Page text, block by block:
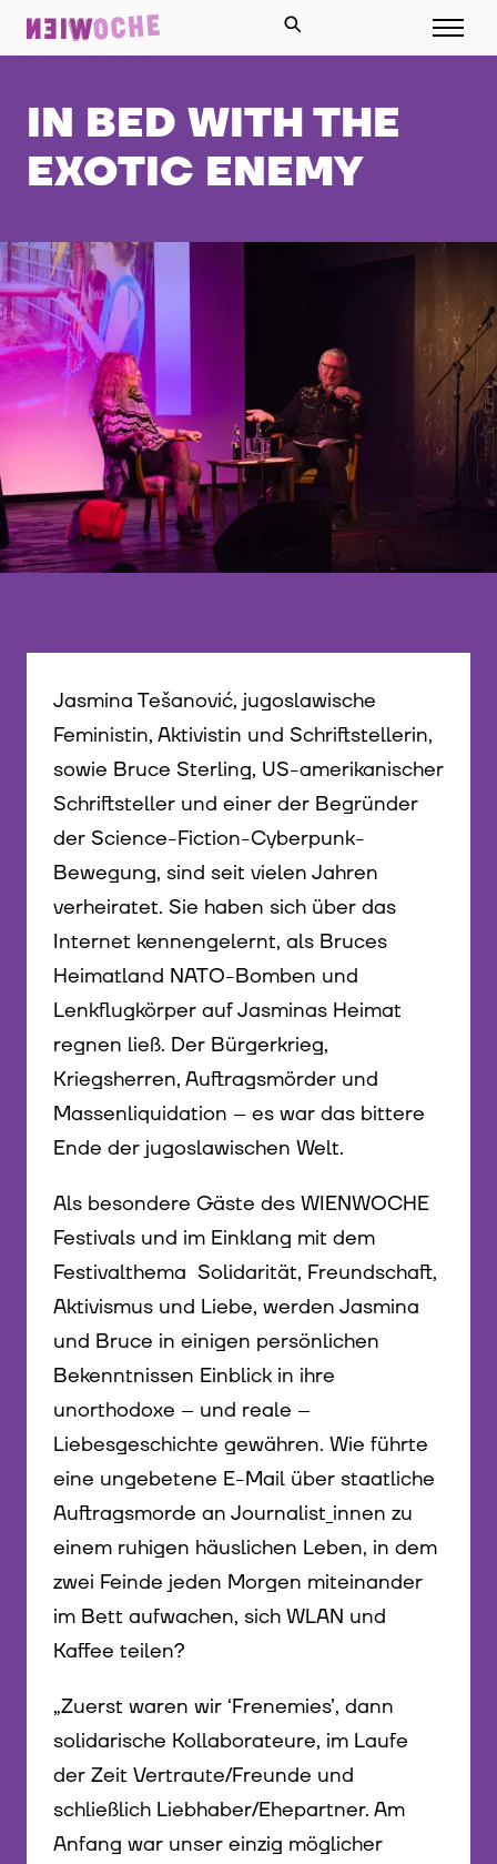
IN BED WITH THE
EXOTIC ENEMY
Jasmina Tešanović, jugoslawische
Feministin, Aktivistin und Schriftstellerin,
sowie Bruce Sterling, US-amerikanischer
Schriftsteller und einer der Begründer
der Science-Fiction-Cyberpunk-
Bewegung, sind seit vielen Jahren
verheiratet. Sie haben sich über das
Internet kennengelernt, als Bruces
Heimatland NATO-Bomben und
Lenkflugkörper auf Jasminas Heimat
regnen ließ. Der Bürgerkrieg,
Kriegsherren, Auftragsmörder und
Massenliquidation – es war das bittere
Ende der jugoslawischen Welt.
Als besondere Gäste des WIENWOCHE
Festivals und im Einklang mit dem
Festivalthema Solidarität, Freundschaft,
Aktivismus und Liebe, werden Jasmina
und Bruce in einigen persönlichen
Bekenntnissen Einblick in ihre
unorthodoxe – und reale –
Liebesgeschichte gewähren. Wie führte
eine ungebetene E-Mail über staatliche
Auftragsmorde an Journalist_innen zu
einem ruhigen häuslichen Leben, in dem
zwei Feinde jeden Morgen miteinander
im Bett aufwachen, sich WLAN und
Kaffee teilen?
„Zuerst waren wir ‘Frenemies’, dann
solidarische Kollaborateure, im Laufe
der Zeit Vertraute/Freunde und
schließlich Liebhaber/Ehepartner. Am
Anfang war unser einzig möglicher